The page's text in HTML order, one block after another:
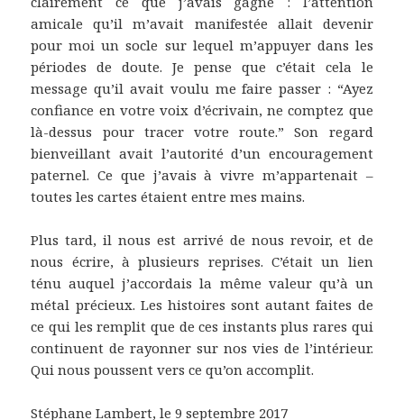
amicale qu’il m’avait manifestée allait devenir
pour moi un socle sur lequel m’appuyer dans les
périodes de doute. Je pense que c’était cela le
message qu’il avait voulu me faire passer : “Ayez
confiance en votre voix d’écrivain, ne comptez que
là-dessus pour tracer votre route.” Son regard
bienveillant avait l’autorité d’un encouragement
paternel. Ce que j’avais à vivre m’appartenait –
toutes les cartes étaient entre mes mains.
Plus tard, il nous est arrivé de nous revoir, et de
nous écrire, à plusieurs reprises. C’était un lien
ténu auquel j’accordais la même valeur qu’à un
métal précieux. Les histoires sont autant faites de
ce qui les remplit que de ces instants plus rares qui
continuent de rayonner sur nos vies de l’intérieur.
Qui nous poussent vers ce qu’on accomplit.
Stéphane Lambert, le 9 septembre 2017